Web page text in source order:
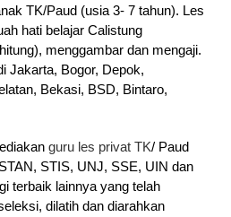
TK/Paud (usia 3- 7 tahun). Les
hati belajar Calistung
menggambar dan mengaji.
Jakarta, Bogor, Depok,
Bekasi, BSD, Bintaro,
guru les privat TK/ Paud
STIS, UNJ, SSE, UIN dan
terbaik lainnya yang telah
dilatih dan diarahkan